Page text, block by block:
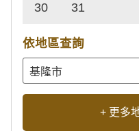
30 31
依地區查詢
+ 更多